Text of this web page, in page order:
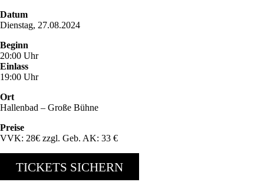
Datum
Dienstag, 27.08.2024
Beginn
20:00 Uhr
Einlass
19:00 Uhr
Ort
Hallenbad – Große Bühne
Preise
VVK: 28€ zzgl. Geb. AK: 33 €
TICKETS SICHERN